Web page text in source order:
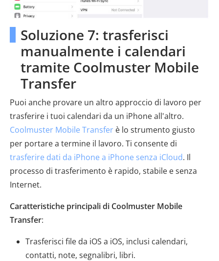
Soluzione 7: trasferisci
manualmente i calendari
tramite Coolmuster Mobile
Transfer
Puoi anche provare un altro approccio di lavoro per
trasferire i tuoi calendari da un iPhone all'altro.
Coolmuster Mobile Transfer è lo strumento giusto
per portare a termine il lavoro. Ti consente di
trasferire dati da iPhone a iPhone senza iCloud. Il
processo di trasferimento è rapido, stabile e senza
Internet.
Caratteristiche principali di Coolmuster Mobile
Transfer:
Trasferisci file da iOS a iOS, inclusi calendari,
contatti, note, segnalibri, libri.